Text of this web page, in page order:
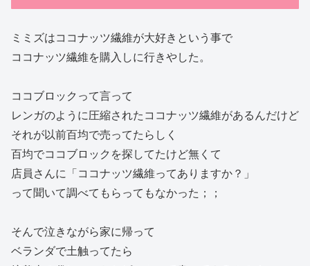
ミミズはココナッツ繊維が大好きという事で
ココナッツ繊維を購入しに行きやした。
ココブロックって言って
レンガのように圧縮されたココナッツ繊維があるんだけど
それが以前百均で売ってたらしく
百均でココブロックを探してたけど無くて
店員さんに「ココナッツ繊維ってありますか？」
って聞いて調べてもらってもなかった；；
そんで泣きながら家に帰って
ベランダで土触ってたら